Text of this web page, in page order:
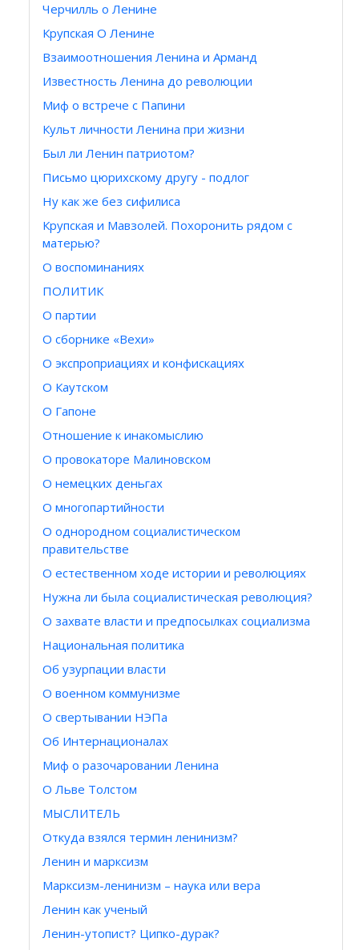
Черчилль о Ленине
Крупская О Ленине
Взаимоотношения Ленина и Арманд
Известность Ленина до революции
Миф о встрече с Папини
Культ личности Ленина при жизни
Был ли Ленин патриотом?
Письмо цюрихскому другу - подлог
Ну как же без сифилиса
Крупская и Мавзолей. Похоронить рядом с
матерью?
О воспоминаниях
ПОЛИТИК
О партии
О сборнике «Вехи»
О экспроприациях и конфискациях
О Каутском
О Гапоне
Отношение к инакомыслию
О провокаторе Малиновском
О немецких деньгах
О многопартийности
О однородном социалистическом
правительстве
О естественном ходе истории и революциях
Нужна ли была социалистическая революция?
О захвате власти и предпосылках социализма
Национальная политика
Об узурпации власти
О военном коммунизме
О свертывании НЭПа
Об Интернационалах
Миф о разочаровании Ленина
О Льве Толстом
МЫСЛИТЕЛЬ
Откуда взялся термин ленинизм?
Ленин и марксизм
Марксизм-ленинизм – наука или вера
Ленин как ученый
Ленин-утопист? Ципко-дурак?